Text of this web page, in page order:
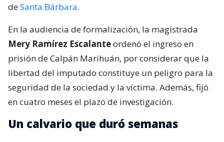
deSanta Bárbara.
En la audiencia de formalización, la magistrada
Mery Ramírez Escalanteordenó el ingreso en
prisión de Calpán Marihuán, por considerar que la
libertad del imputado constituye un peligro para la
seguridad de la sociedad y la víctima. Además, fijó
en cuatro meses el plazo de investigación.
Un calvario que duró semanas